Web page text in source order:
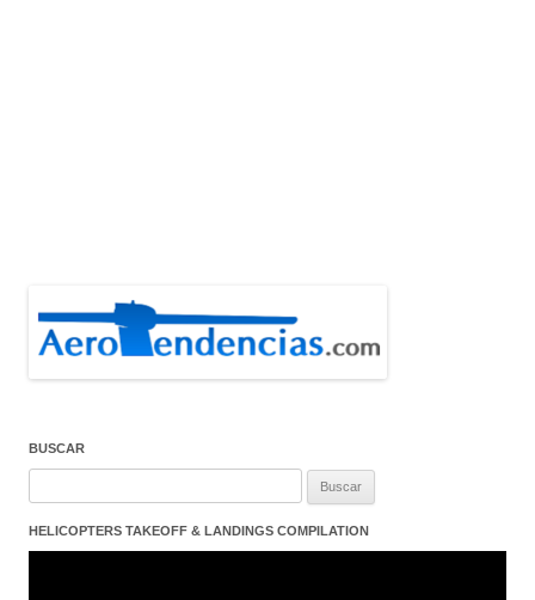
BUSCAR
HELICOPTERS TAKEOFF & LANDINGS COMPILATION